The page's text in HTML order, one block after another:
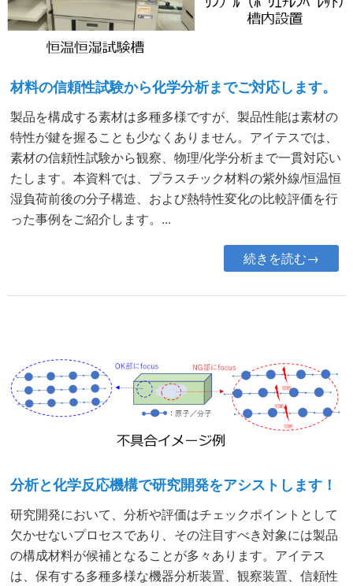
材料の信頼性試験から化学分析までご対応します。
製品を構成する素材は多種多様ですが、製品性能は素材の
特性が鍵を握ることも少なくありません。アイテスでは、
素材の信頼性試験から観察、物理/化学分析まで一貫対応い
たします。本資料では、プラスチック材料の紫外線/恒温恒
湿負荷前後の分子構造、および熱特性変化の比較評価を行
った事例をご紹介します。...
続きを読む→
分析と化学反応機構で研究開発をアシストします！
研究開発において、分析や評価はチェックポイントとして
欠かせないプロセスであり、その注目すべき対象には製品
の構成材料が候補となることが多々あります。アイテス
は、保有する多種多様な機器分析装置、観察装置、信頼性